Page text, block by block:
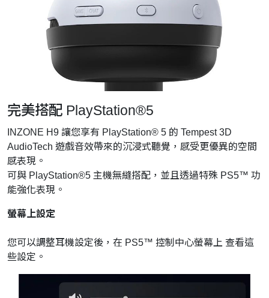
完美搭配 PlayStation®5
INZONE H9 讓您享有 PlayStation® 5 的 Tempest 3D
AudioTech 遊戲音效帶來的沉浸式聽覺，感受更優異的空間
感表現。
可與 PlayStation®5 主機無縫搭配，並且透過特殊 PS5™ 功
能強化表現。
螢幕上設定
您可以調整耳機設定後，在 PS5™ 控制中心螢幕上 查看這
些設定。